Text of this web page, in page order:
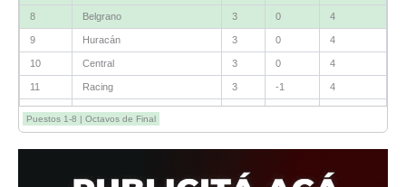
8 Belgrano 3 0 4
9 Huracán 3 0 4
10 Central 3 0 4
11 Racing 3 -1 4
12 Estudiantes RC 3 -2 4
13 Sarmiento 3 -1 3
River -3 0
Puestos 1-8 | Octavos de Final